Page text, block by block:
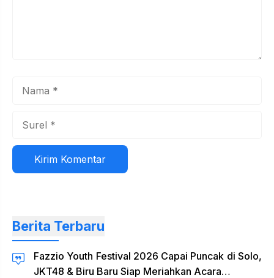
Situs
web
Berita Terbaru
Fazzio Youth Festival 2026 Capai Puncak di Solo,
JKT48 & Biru Baru Siap Meriahkan Acara…